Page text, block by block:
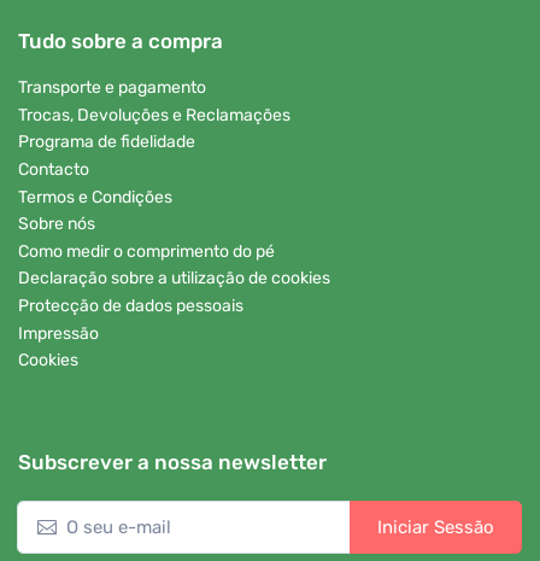
Tudo sobre a compra
Transporte e pagamento
Trocas, Devoluções e Reclamações
Programa de fidelidade
Contacto
Termos e Condições
Sobre nós
Como medir o comprimento do pé
Declaração sobre a utilização de cookies
Protecção de dados pessoais
Impressão
Cookies
Subscrever a nossa newsletter
Iniciar Sessão